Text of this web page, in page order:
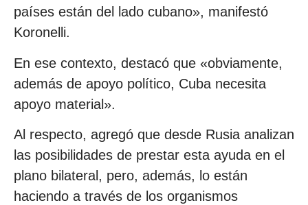
países están del lado cubano», manifestó
Koronelli.
En ese contexto, destacó que «obviamente,
además de apoyo político, Cuba necesita
apoyo material».
Al respecto, agregó que desde Rusia analizan
las posibilidades de prestar esta ayuda en el
plano bilateral, pero, además, lo están
haciendo a través de los organismos